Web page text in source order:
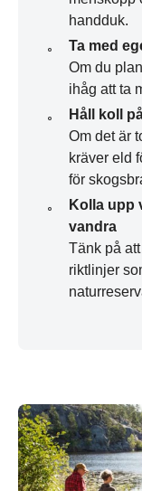
handduk.
Ta med
Om du
ihåg att ta
Håll koll
Om det är
kräver eld
för
Kolla upp
vandra
Tänk på
riktlinjer